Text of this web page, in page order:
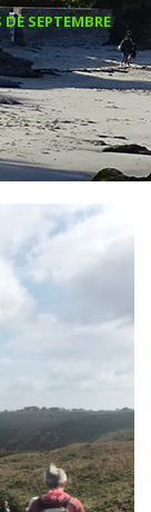
DE SEPTEMBRE